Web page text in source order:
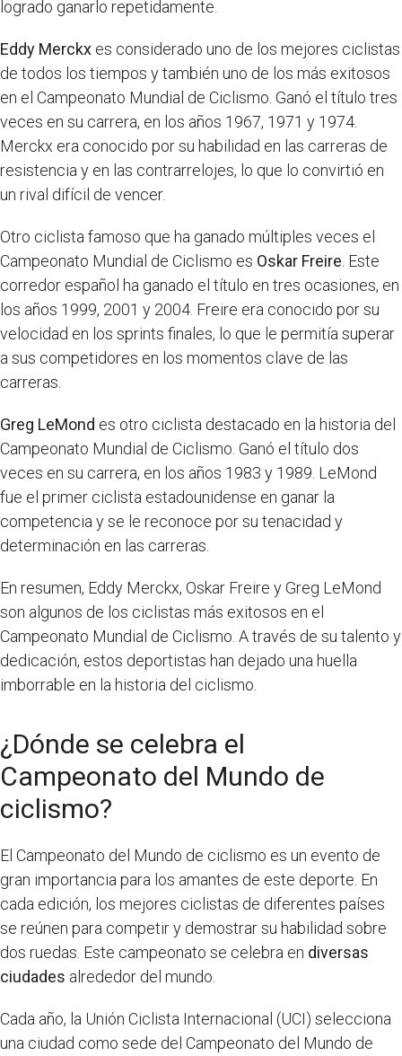
logrado ganarlo repetidamente.
Eddy Merckx es considerado uno de los mejores ciclistas
de todos los tiempos y también uno de los más exitosos
en el Campeonato Mundial de Ciclismo. Ganó el título tres
veces en su carrera, en los años 1967, 1971 y 1974.
Merckx era conocido por su habilidad en las carreras de
resistencia y en las contrarrelojes, lo que lo convirtió en
un rival difícil de vencer.
Otro ciclista famoso que ha ganado múltiples veces el
Campeonato Mundial de Ciclismo es Oskar Freire . Este
corredor español ha ganado el título en tres ocasiones, en
los años 1999, 2001 y 2004. Freire era conocido por su
velocidad en los sprints finales, lo que le permitía superar
a sus competidores en los momentos clave de las
carreras.
Greg LeMond es otro ciclista destacado en la historia del
Campeonato Mundial de Ciclismo. Ganó el título dos
veces en su carrera, en los años 1983 y 1989. LeMond
fue el primer ciclista estadounidense en ganar la
competencia y se le reconoce por su tenacidad y
determinación en las carreras.
En resumen, Eddy Merckx, Oskar Freire y Greg LeMond
son algunos de los ciclistas más exitosos en el
Campeonato Mundial de Ciclismo. A través de su talento y
dedicación, estos deportistas han dejado una huella
imborrable en la historia del ciclismo.
¿Dónde se celebra el
Campeonato del Mundo de
ciclismo?
El Campeonato del Mundo de ciclismo es un evento de
gran importancia para los amantes de este deporte. En
cada edición, los mejores ciclistas de diferentes países
se reúnen para competir y demostrar su habilidad sobre
dos ruedas. Este campeonato se celebra en diversas
ciudades alrededor del mundo.
Cada año, la Unión Ciclista Internacional (UCI) selecciona
una ciudad como sede del Campeonato del Mundo de